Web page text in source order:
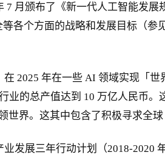
月颁布了《新一代人工智能发
各个方面的战略和发展目标（参
2025 年在一些 AI 领域实现「
的总产值达到 10 万亿人民币
界。这其中包含了积极寻求全球
发展三年行动计划（2018-2020